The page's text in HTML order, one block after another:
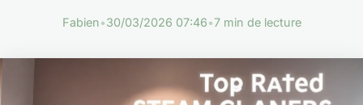
Fabien•30/03/2026 07:46•7 min de lecture